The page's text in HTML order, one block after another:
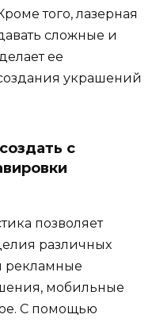
того, лазерная
сложные и
ее
украшений
с
позволяет
различных
рекламные
мобильные
С помощью